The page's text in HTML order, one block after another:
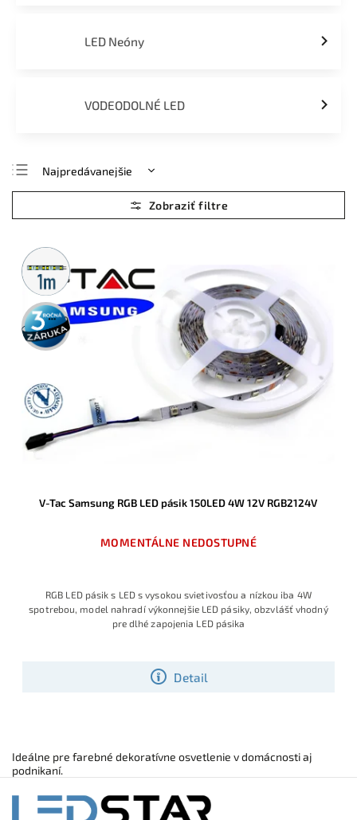
LED Neóny
VODEODOLNÉ LED
Najpredávanejšie
Najlacnejšie
Najdrahšie
Abecedne
Metrážny
predaj
3 roky
záruka
V-Tac Samsung RGB LED pásik 150LED 4W 12V RGB2124V
MOMENTÁLNE NEDOSTUPNÉ
Detail
RGB LED pásik s LED s vysokou svietivosťou a nízkou iba 4W
spotrebou, model nahradí výkonnejšie LED pásiky, obzvlášť vhodný
pre dlhé zapojenia LED pásika
Ideálne pre farebné dekoratívne osvetlenie v domácnosti aj
podnikaní.